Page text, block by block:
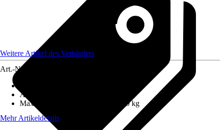
Weitere Artikel des Verkäufers
Art.-Nr.
Arbeitshöhe
Maximales Belastungsgewicht
150 kg
Mehr Artikeldetails